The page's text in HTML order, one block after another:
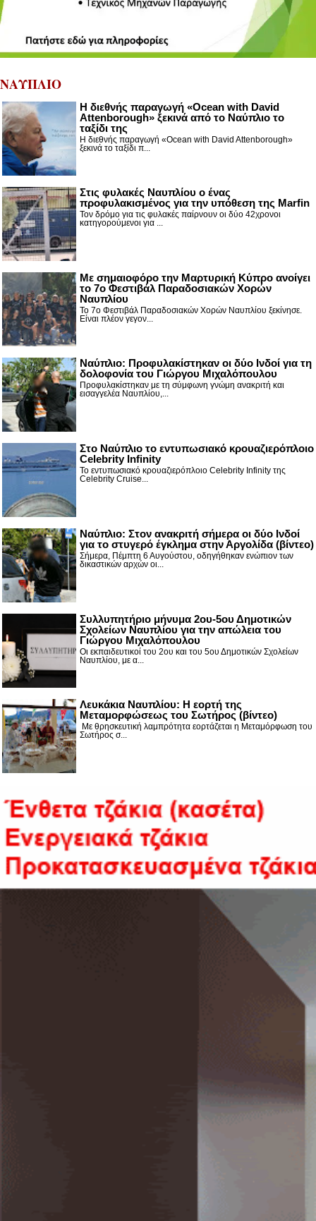
ΝΑΥΠΛΙΟ
Η διεθνής παραγωγή «Ocean with David
Attenborough» ξεκινά από το Ναύπλιο το
ταξίδι της
Η διεθνής παραγωγή «Ocean with David Attenborough»
ξεκινά το ταξίδι π...
Στις φυλακές Ναυπλίου ο ένας
προφυλακισμένος για την υπόθεση της Marfin
Τον δρόμο για τις φυλακές παίρνουν οι δύο 42χρονοι
κατηγορούμενοι για ...
Με σημαιοφόρο την Μαρτυρική Κύπρο ανοίγει
το 7ο Φεστιβάλ Παραδοσιακών Χορών
Ναυπλίου
Το 7ο Φεστιβάλ Παραδοσιακών Χορών Ναυπλίου ξεκίνησε.
Είναι πλέον γεγον...
Ναύπλιο: Προφυλακίστηκαν οι δύο Ινδοί για τη
δολοφονία του Γιώργου Μιχαλόπουλου
Προφυλακίστηκαν με τη σύμφωνη γνώμη ανακριτή και
εισαγγελέα Ναυπλίου,...
Στο Ναύπλιο το εντυπωσιακό κρουαζιερόπλοιο
Celebrity Infinity
Το εντυπωσιακό κρουαζιερόπλοιο Celebrity Infinity της
Celebrity Cruise...
Nαύπλιο: Στον ανακριτή σήμερα οι δύο Ινδοί
για το στυγερό έγκλημα στην Αργολίδα (βίντεο)
Σήμερα, Πέμπτη 6 Αυγούστου, οδηγήθηκαν ενώπιον των
δικαστικών αρχών οι...
Συλλυπητήριο μήνυμα 2ου-5ου Δημοτικών
Σχολείων Ναυπλίου για την απώλεια του
Γιώργου Μιχαλόπουλου
Οι εκπαιδευτικοί του 2ου και του 5ου Δημοτικών Σχολείων
Ναυπλίου, με α...
Λευκάκια Ναυπλίου: Η εορτή της
Μεταμορφώσεως του Σωτήρος (βίντεο)
Με θρησκευτική λαμπρότητα εορτάζεται η Μεταμόρφωση του
Σωτήρος σ...